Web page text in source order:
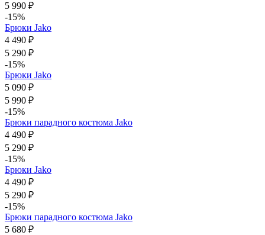
5 990 ₽
-15%
Брюки Jako
4 490 ₽
5 290 ₽
-15%
Брюки Jako
5 090 ₽
5 990 ₽
-15%
Брюки парадного костюма Jako
4 490 ₽
5 290 ₽
-15%
Брюки Jako
4 490 ₽
5 290 ₽
-15%
Брюки парадного костюма Jako
5 680 ₽